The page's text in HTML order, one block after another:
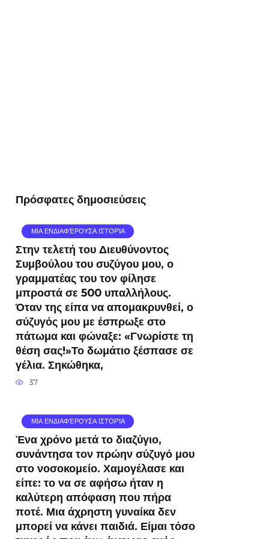
Πρόσφατες δημοσιεύσεις
ΜΙΑ ΕΝΔΙΑΦΈΡΟΥΣΑ ΙΣΤΟΡΊΑ
Στην τελετή του Διευθύνοντος
Συμβούλου του συζύγου μου, ο
γραμματέας του τον φίλησε
μπροστά σε 500 υπαλλήλους.
Όταν της είπα να απομακρυνθεί, ο
σύζυγός μου με έσπρωξε στο
πάτωμα και φώναξε: «Γνωρίστε τη
θέση σας!»Το δωμάτιο ξέσπασε σε
γέλια. Σηκώθηκα,
37
ΜΙΑ ΕΝΔΙΑΦΈΡΟΥΣΑ ΙΣΤΟΡΊΑ
Ένα χρόνο μετά το διαζύγιο,
συνάντησα τον πρώην σύζυγό μου
στο νοσοκομείο. Χαμογέλασε και
είπε: το να σε αφήσω ήταν η
καλύτερη απόφαση που πήρα
ποτέ. Μια άχρηστη γυναίκα δεν
μπορεί να κάνει παιδιά. Είμαι τόσο